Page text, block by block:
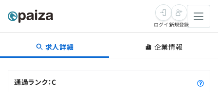
転職・キャリア
ログイン新規登録
求人詳細 企業情報
通過ランク：C